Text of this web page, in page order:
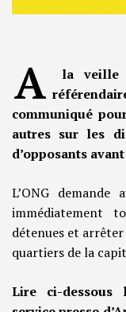
A
la veille
communiqué
autres sur les
d’opposants
L’ONG
immédiatement
détenues et arrêter
quartiers de la
Lire ci-dessous